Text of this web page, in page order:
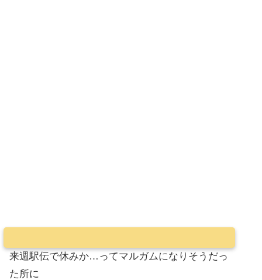
来週駅伝で休みか…ってマルガムになりそうだっ
た所に